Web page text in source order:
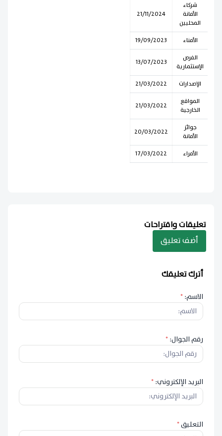
شركاء
الأمانة
المحليين
21/11/2024
الأمناء
19/09/2023
الفرص
الإستثمارية
13/07/2023
الإصدارات
21/03/2022
المواقع
الخارجية
21/03/2022
جوائز
الأمانة
20/03/2022
الأمراء 17/03/2022
تعليقات واقتراحات
أضف تعليق
أترك تعليقك
الاسم:*
رقم الجوال:*
البريد الإلكتروني:*
التعليق*